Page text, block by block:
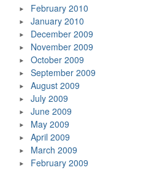
February 2010
January 2010
December 2009
November 2009
October 2009
September 2009
August 2009
July 2009
June 2009
May 2009
April 2009
March 2009
February 2009